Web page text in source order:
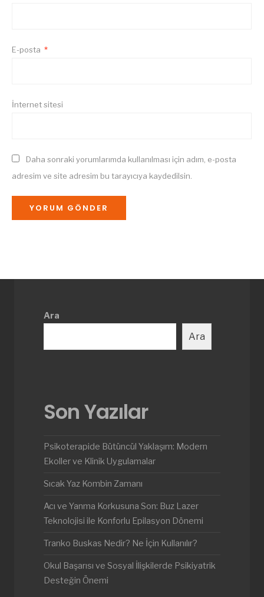
E-posta *
İnternet sitesi
Daha sonraki yorumlarımda kullanılması için adım, e-posta
adresim ve site adresim bu tarayıcıya kaydedilsin.
Ara
Ara
Son Yazılar
Psikoterapide Bütüncül Yaklaşım: Modern
Ekoller ve Klinik Uygulamalar
Sıcak Yaz Kombin Zamanı
Acı ve Yanma Korkusuna Son: Buz Lazer
Teknolojisi ile Konforlu Epilasyon Dönemi
Tranko Buskas Nedir? Ne İçin Kullanılır?
Okul Başarısı ve Sosyal İlişkilerde Psikiyatrik
Desteğin Önemi